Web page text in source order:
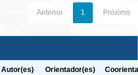
Anterior 1 Próximo
Autor(es) Orientador(es)